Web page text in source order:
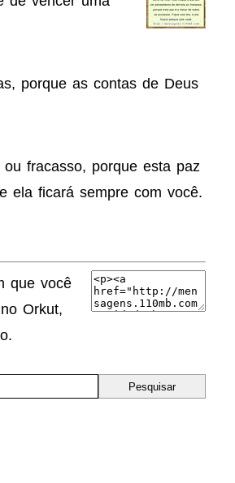
porque as contas de Deus
fracasso, porque esta paz
ela ficará sempre com você.
que você
Orkut,